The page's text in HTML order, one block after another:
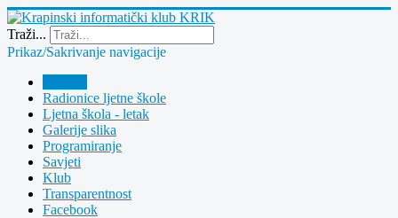
Traži...
Prikaz/Sakrivanje navigacije
Radionice ljetne škole
Ljetna škola - letak
Galerije slika
Programiranje
Savjeti
Klub
Transparentnost
Facebook
Year
Month
Year
Month